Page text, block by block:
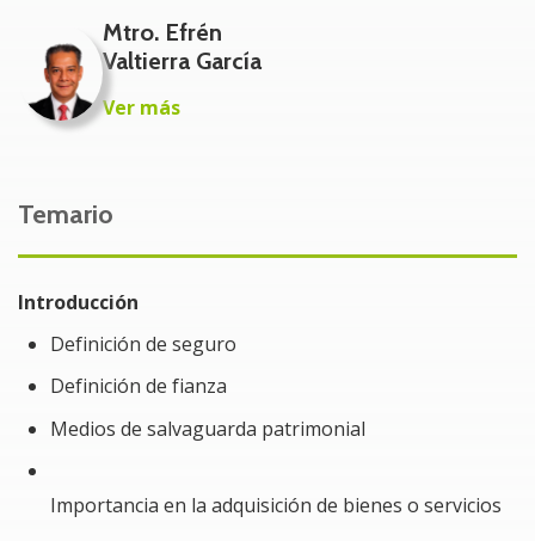
Directores generales
Directores de operación
Gerentes de administración de riesgos
Contralores
Contadores responsables de la empresa o
independientes
Beneficios del curso:
seguros y fianzas en México
Mtro. Efrén
Valtierra García
Ver más
Temario
Introducción
Definición de seguro
Definición de fianza
Medios de salvaguarda patrimonial
Importancia en la adquisición de bienes o servicios